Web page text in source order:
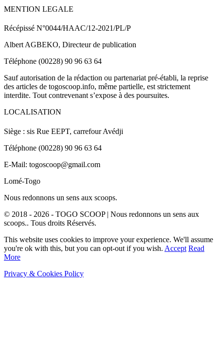
MENTION LEGALE
Récépissé N°0044/HAAC/12-2021/PL/P
Albert AGBEKO, Directeur de publication
Téléphone (00228) 90 96 63 64
Sauf autorisation de la rédaction ou partenariat pré-établi, la reprise
des articles de togoscoop.info, même partielle, est strictement
interdite. Tout contrevenant s’expose à des poursuites.
LOCALISATION
Siège : sis Rue EEPT, carrefour Avédji
Téléphone (00228) 90 96 63 64
E-Mail: togoscoop@gmail.com
Lomé-Togo
Nous redonnons un sens aux scoops.
© 2018 - 2026 - TOGO SCOOP | Nous redonnons un sens aux
scoops.. Tous droits Réservés.
This website uses cookies to improve your experience. We'll assume
you're ok with this, but you can opt-out if you wish. Accept Read
More
Privacy & Cookies Policy